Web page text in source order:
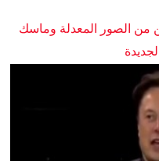
الصور المعدلة وماسك